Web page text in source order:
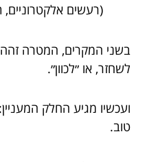
(רעשים אלקטרוניים,
בשני המקרים, המטרה
לשחזר, או ״לכוון״.
טוב.